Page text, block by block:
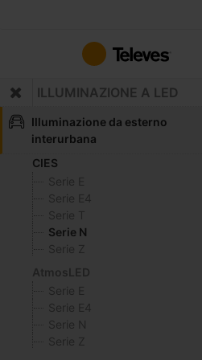
contenuto
ILLUMINAZIONE A LED
Illuminazione da esterno
interurbana
CIES
Serie E
Serie E4
Serie T
Serie N
Serie Z
AtmosLED
Serie E
Serie E4
Serie N
Serie Z